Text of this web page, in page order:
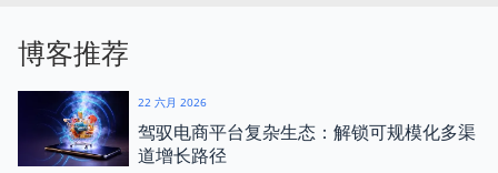
博客推荐
22 六月 2026
驾驭电商平台复杂生态：解锁可规模化多渠
道增长路径